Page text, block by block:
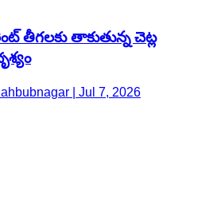
తీగలకు తాకుతున్న చెట్ల
| Jul 7, 2026